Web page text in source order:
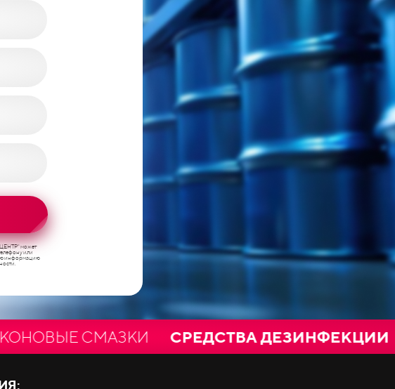
может
или
информацию
СМАЗКИСРЕДСТВА ДЕЗИНФЕКЦИИ